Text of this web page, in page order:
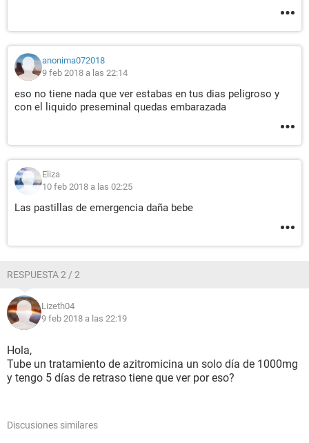
anonima072018
9 feb 2018 a las 22:14
eso no tiene nada que ver estabas en tus dias peligroso y
con el liquido preseminal quedas embarazada
Eliza
10 feb 2018 a las 02:25
Las pastillas de emergencia daña bebe
RESPUESTA 2 / 2
Lizeth04
9 feb 2018 a las 22:19
Hola,
Tube un tratamiento de azitromicina un solo día de 1000mg
y tengo 5 días de retraso tiene que ver por eso?
Discusiones similares